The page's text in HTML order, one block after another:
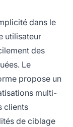
dans le
utilisateur
des
Le
propose un
multi-
clients
de ciblage